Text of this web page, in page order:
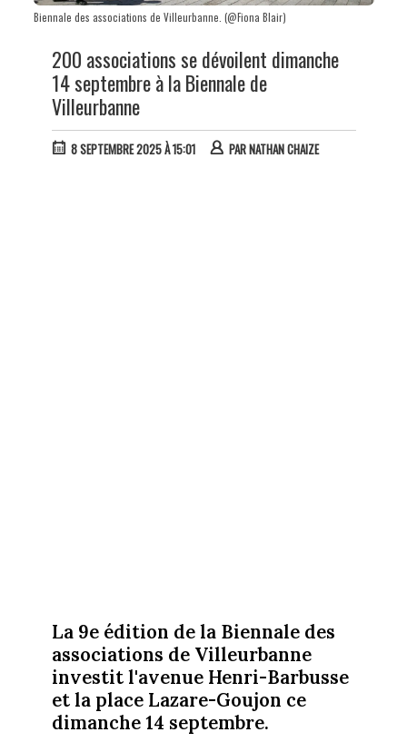
Biennale des associations de Villeurbanne. (@Fiona Blair)
200 associations se dévoilent dimanche
14 septembre à la Biennale de
Villeurbanne
8 SEPTEMBRE 2025 À 15:01 PARNATHAN CHAIZE
La 9e édition de la Biennale des
associations de Villeurbanne
investit l'avenue Henri-Barbusse
et la place Lazare-Goujon ce
dimanche 14 septembre.